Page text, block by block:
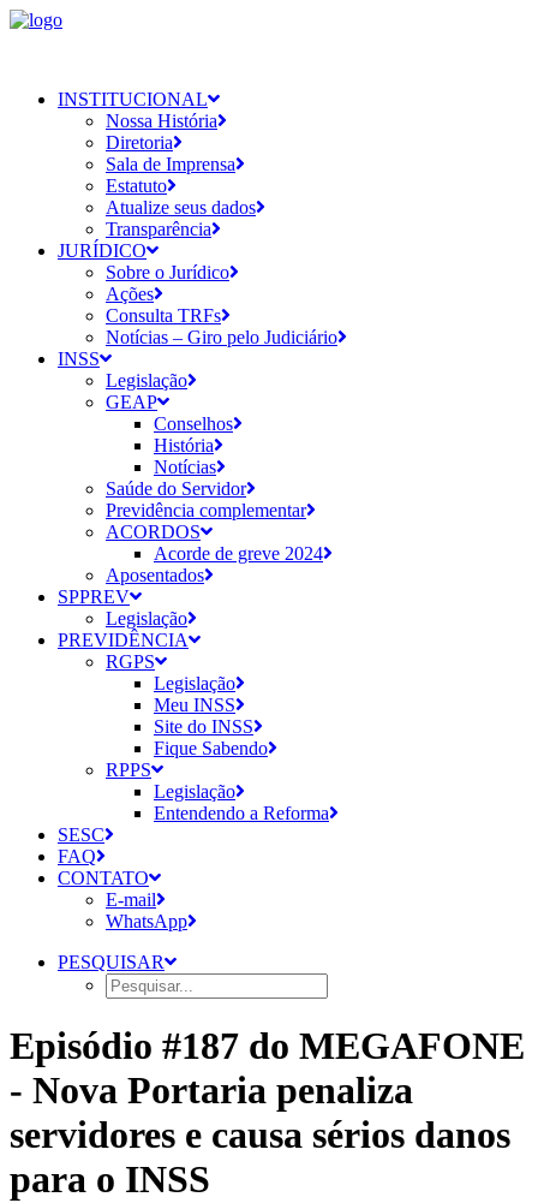
INSTITUCIONAL
Nossa História
Diretoria
Sala de Imprensa
Estatuto
Atualize seus dados
Transparência
JURÍDICO
Sobre o Jurídico
Ações
Consulta TRFs
Notícias – Giro pelo Judiciário
INSS
Legislação
GEAP
Conselhos
História
Notícias
Saúde do Servidor
Previdência complementar
ACORDOS
Acorde de greve 2024
Aposentados
SPPREV
Legislação
PREVIDÊNCIA
RGPS
Legislação
Meu INSS
Site do INSS
Fique Sabendo
RPPS
Legislação
Entendendo a Reforma
SESC
FAQ
CONTATO
E-mail
WhatsApp
PESQUISAR
Episódio #187 do MEGAFONE
- Nova Portaria penaliza
servidores e causa sérios danos
para o INSS